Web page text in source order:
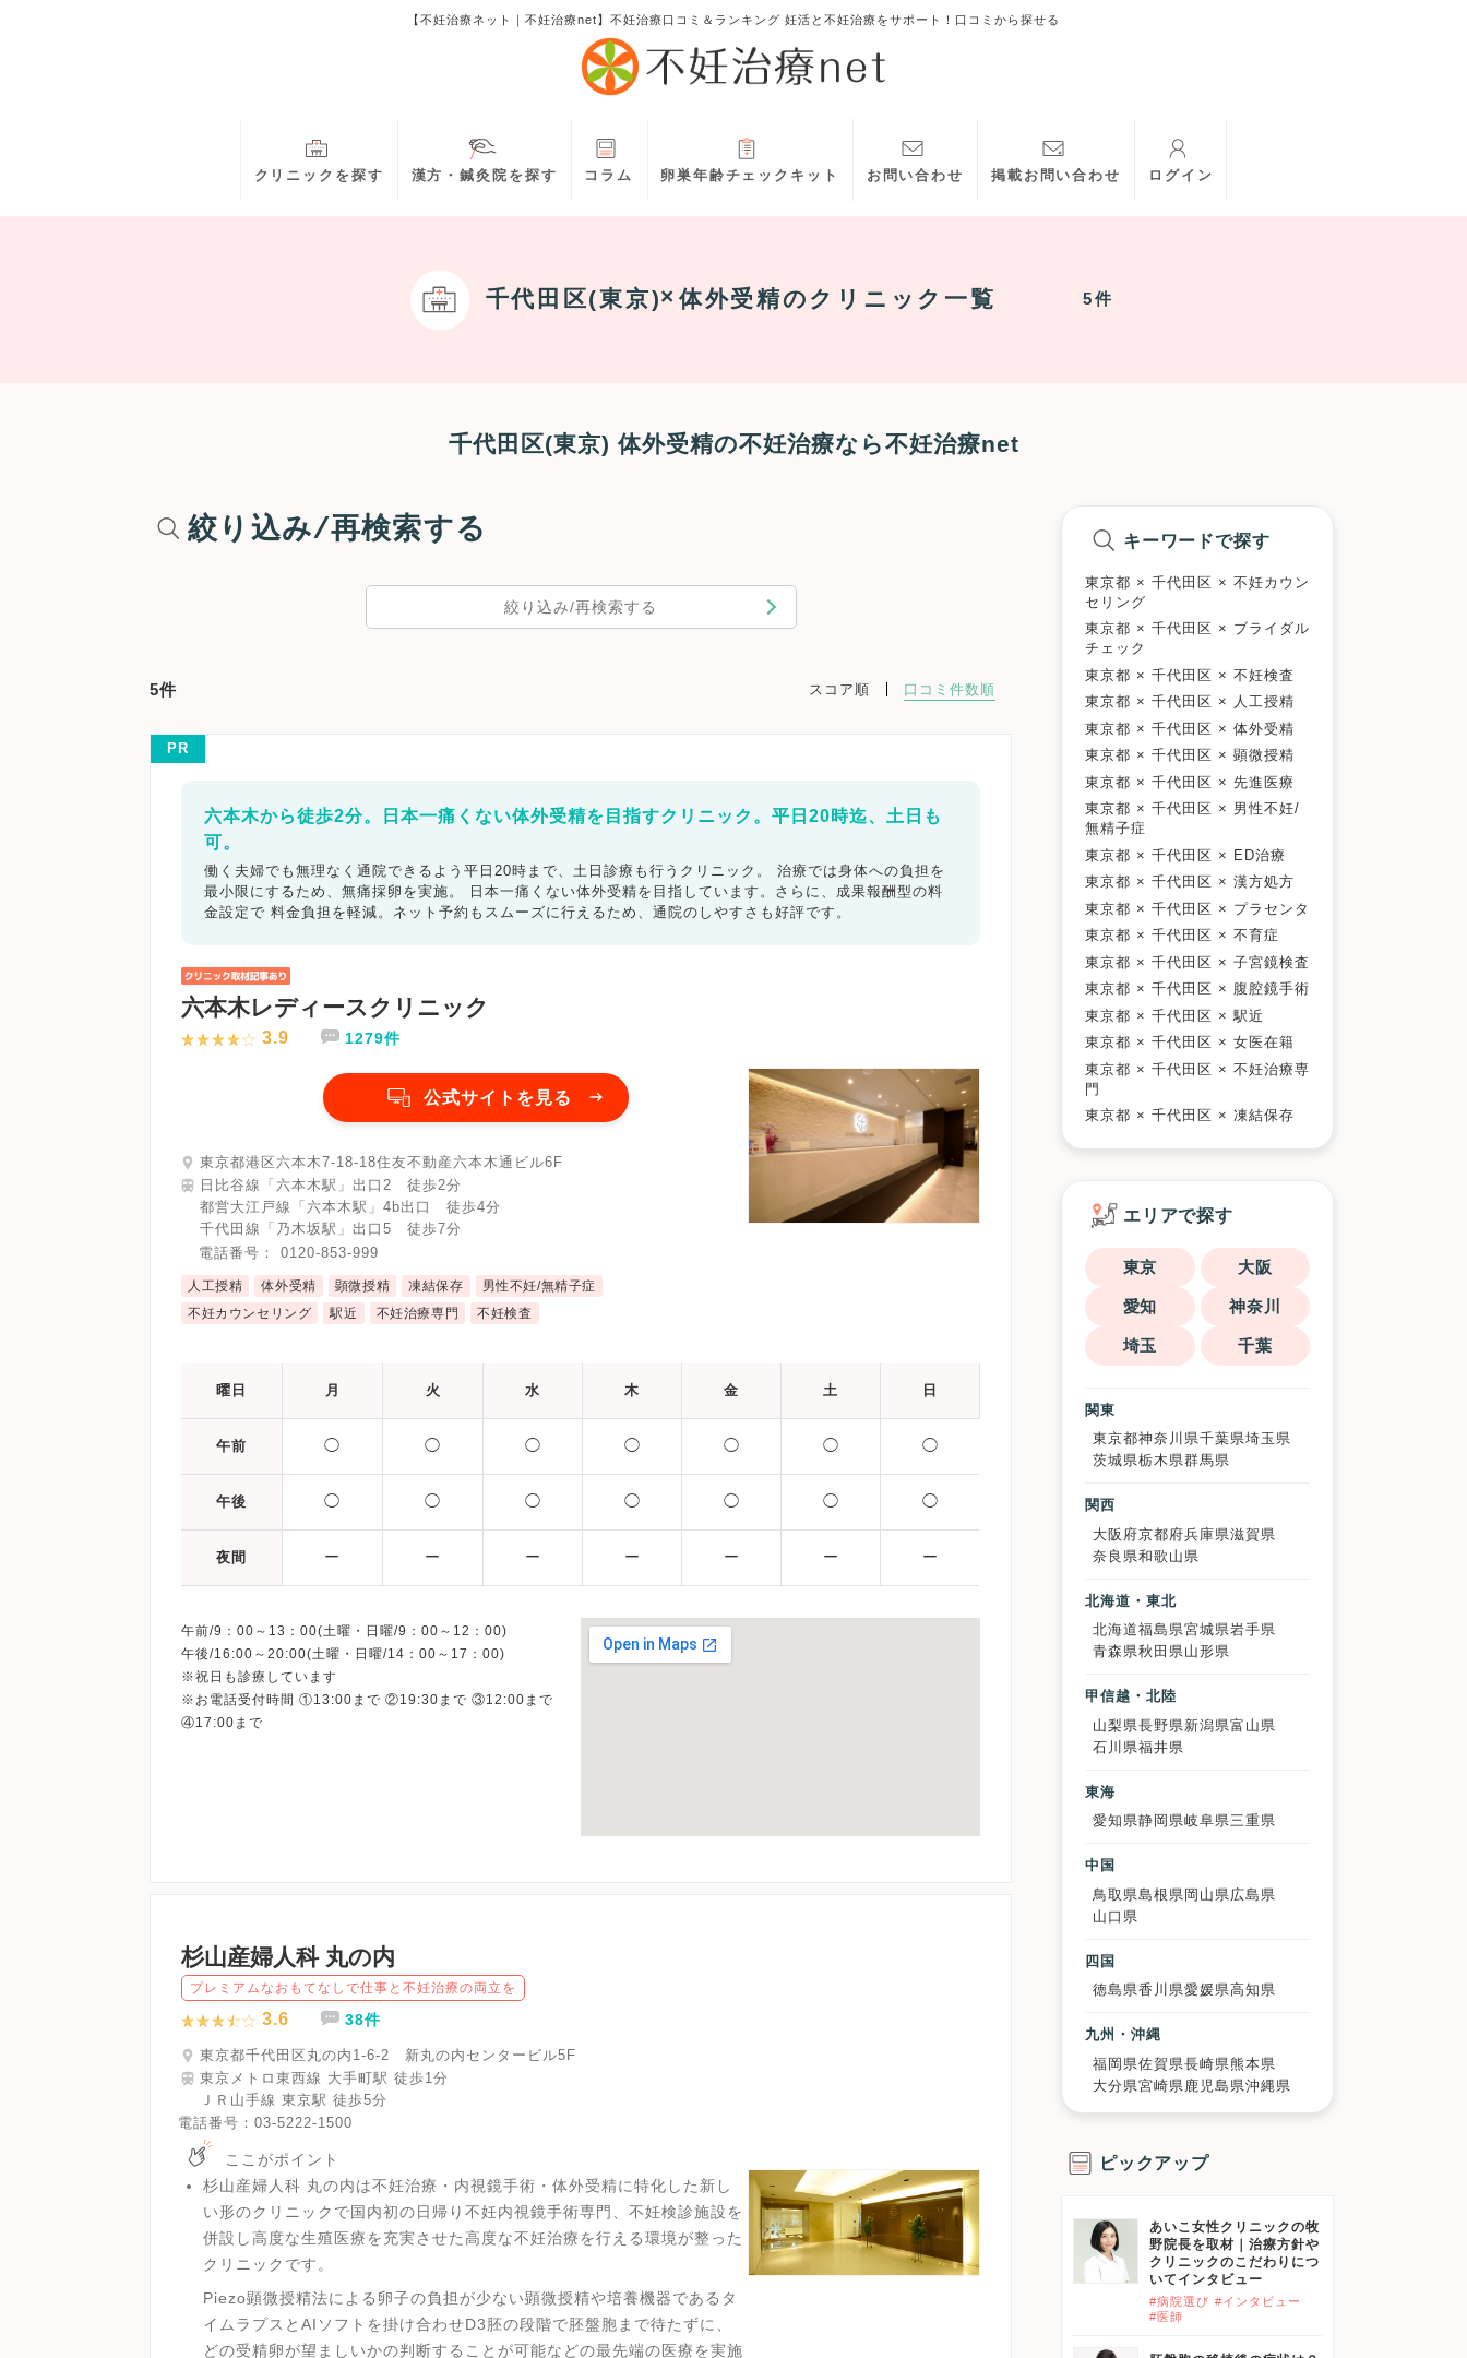
【不妊治療ネット｜不妊治療net】不妊治療口コミ＆ランキング 妊活と不妊治療をサポート！口コミから探せる
クリニックを探す 漢方・鍼灸院を探す コラム 卵巣年齢チェックキット お問い合わせ 掲載お問い合わせ ログイン
千代田区(東京) 体外受精のクリニック一覧 5件
千代田区(東京) 体外受精の不妊治療なら不妊治療net
絞り込み/再検索する
絞り込み/再検索する
5件 スコア順 口コミ件数順
PR
六本木から徒歩2分。日本一痛くない体外受精を目指すクリニック。平日20時迄、土日も
可。
働く夫婦でも無理なく通院できるよう平日20時まで、土日診療も行うクリニック。 治療では身体への負担を
最小限にするため、無痛採卵を実施。 日本一痛くない体外受精を目指しています。さらに、成果報酬型の料
金設定で 料金負担を軽減。ネット予約もスムーズに行えるため、通院のしやすさも好評です。
六本木レディースクリニック
3.9 1279件
公式サイトを見る
東京都港区六本木7-18-18住友不動産六本木通ビル6F
日比谷線「六本木駅」出口2 徒歩2分
都営大江戸線「六本木駅」4b出口 徒歩4分
千代田線「乃木坂駅」出口5 徒歩7分
電話番号： 0120-853-999
人工授精 体外受精 顕微授精 凍結保存
男性不妊/無精子症
不妊カウンセリング
駅近 不妊治療専門 不妊検査
曜日 月 火 水 木 金 土 日
午前 ◯ ◯ ◯ ◯ ◯ ◯ ◯
午後 ◯ ◯ ◯ ◯ ◯ ◯ ◯
夜間 ー ー ー ー ー ー ー
午前/9：00～13：00(土曜・日曜/9：00～12：00)
午後/16:00～20:00(土曜・日曜/14：00～17：00)
※祝日も診療しています
※お電話受付時間 ①13:00まで ②19:30まで ③12:00まで
杉山産婦人科 丸の内
プレミアムなおもてなしで仕事と不妊治療の両立を
3.6 38件
東京都千代田区丸の内1-6-2 新丸の内センタービル5F
東京メトロ東西線 大手町駅 徒歩1分
ＪＲ山手線 東京駅 徒歩5分
電話番号： 03-5222-1500
ここがポイント
杉山産婦人科 丸の内は不妊治療・内視鏡手術・体外受精に特化した新し
い形のクリニックで国内初の日帰り不妊内視鏡手術専門、不妊検診施設を
併設し高度な生殖医療を充実させた高度な不妊治療を行える環境が整った
クリニックです。
Piezo顕微授精法による卵子の負担が少ない顕微授精や培養機器であるタ
イムラプスとAIソフトを掛け合わせD3胚の段階で胚盤胞まで待たずに、
どの受精卵が望ましいかの判断することが可能などの最先端の医療を実施
キーワードで探す
東京都 × 千代田区 × 不妊カウン
セリング
東京都 × 千代田区 × ブライダル
チェック
東京都 × 千代田区 × 不妊検査
東京都 × 千代田区 × 人工授精
東京都 × 千代田区 × 体外受精
東京都 × 千代田区 × 顕微授精
東京都 × 千代田区 × 先進医療
東京都 × 千代田区 × 男性不妊/
無精子症
東京都 × 千代田区 × ED治療
東京都 × 千代田区 × 漢方処方
東京都 × 千代田区 × プラセンタ
東京都 × 千代田区 × 不育症
東京都 × 千代田区 × 子宮鏡検査
東京都 × 千代田区 × 腹腔鏡手術
東京都 × 千代田区 × 駅近
東京都 × 千代田区 × 女医在籍
東京都 × 千代田区 × 不妊治療専
門
東京都 × 千代田区 × 凍結保存
エリアで探す
東京 大阪
愛知 神奈川
埼玉 千葉
関東
東京都神奈川県千葉県埼玉県
茨城県栃木県群馬県
関西
大阪府京都府兵庫県滋賀県
奈良県和歌山県
北海道・東北
北海道福島県宮城県岩手県
青森県秋田県山形県
甲信越・北陸
山梨県長野県 新潟県富山県
石川県福井県
東海
愛知県静岡県岐阜県三重県
中国
鳥取県島根県 岡山県 広島県
山口県
四国
徳島県香川県愛媛県高知県
九州・沖縄
福岡県佐賀県長崎県 熊本県
大分県宮崎県 鹿児島県沖縄県
ピックアップ
あいこ女性クリニックの牧
野院長を取材｜治療方針や
クリニックのこだわりにつ
いてインタビュー
#病院選び #インタビュー
#医師